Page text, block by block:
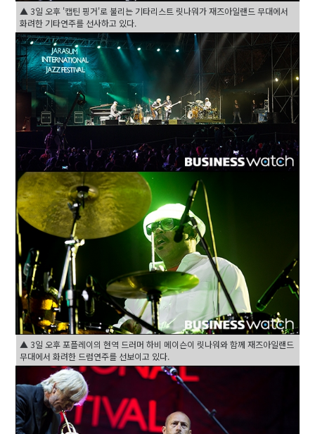
▲ 3일 오후 '캡틴 핑거'로 불리는 기타리스트 릿나워가 재즈아일랜드 무대에서
화려한 기타연주를 선사하고 있다.
▲ 3일 오후 포플레이의 현역 드러머 하비 메이슨이 릿나워와 함께 재즈아일랜드
무대에서 화려한 드럼연주를 선보이고 있다.